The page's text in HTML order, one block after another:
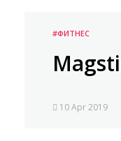
#ФИТНЕС
10 Apr 2019